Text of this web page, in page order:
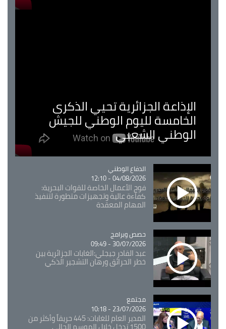
الإذاعة الجزائرية تحيي الذكرى
الخامسة لليوم الوطني للجيش
الوطني الشعبي
Catégorie
الدفاع الوطني
04/08/2026 - 12:10
فوج الأعمال الخاصة للقوات البحرية:
كفاءة عالية وتجهيزات متطورة لتنفيذ
المهام المعقدة
Catégorie
حصص وبرامج
30/07/2026 - 09:49
عبد القادر جيجلي:الغابات الجزائرية بين
خطر الحرائق ورهان التشجير الذكي
Catégorie
مجتمع
23/07/2026 - 10:18
المدير العام للغابات: 445 حريقاً وأكثر من